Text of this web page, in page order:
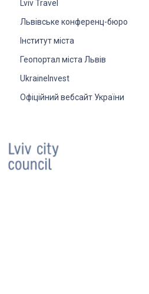
Lviv Travel
Львівське конференц-бюро
Інститут міста
Геопортал міста Львів
UkraineInvest
Офіційний вебсайт України